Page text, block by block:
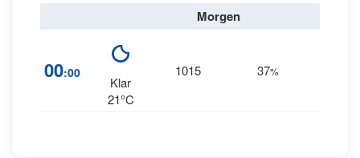
Morgen
00:00
Klar
21°C
1015 37%